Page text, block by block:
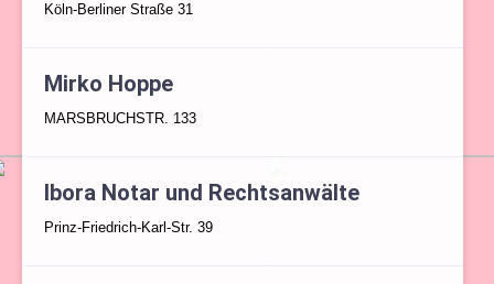
Köln-Berliner Straße 31
Mirko Hoppe
MARSBRUCHSTR. 133
Ibora Notar und Rechtsanwälte
Prinz-Friedrich-Karl-Str. 39